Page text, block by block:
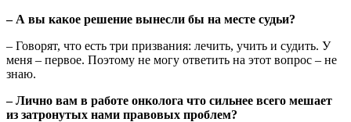
– А вы какое решение вынесли бы на месте судьи?
– Говорят, что есть три призвания: лечить, учить и судить. У
меня – первое. Поэтому не могу ответить на этот вопрос – не
знаю.
– Лично вам в работе онколога что сильнее всего мешает
из затронутых нами правовых проблем?